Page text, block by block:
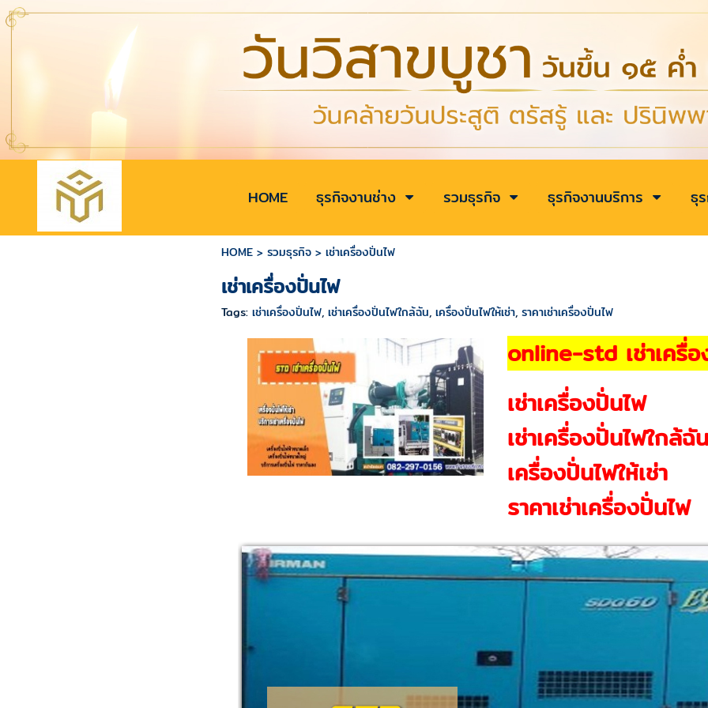
HOME ธุรกิจงานช่าง รวมธุรกิจ ธุรกิจงานบริการ ธุ
HOME> รวมธุรกิจ> เช่าเครื่องปั่นไฟ
เช่าเครื่องปั่นไฟ
Tags:เช่าเครื่องปั่นไฟ,เช่าเครื่องปั่นไฟใกล้ฉัน,เครื่องปั่นไฟให้เช่า,ราคาเช่าเครื่องปั่นไฟ
online-std เช่าเครื่
เช่าเครื่องปั่นไฟ
เช่าเครื่องปั่นไฟใกล้ฉั
เครื่องปั่นไฟให้เช่า
ราคาเช่าเครื่องปั่นไฟ